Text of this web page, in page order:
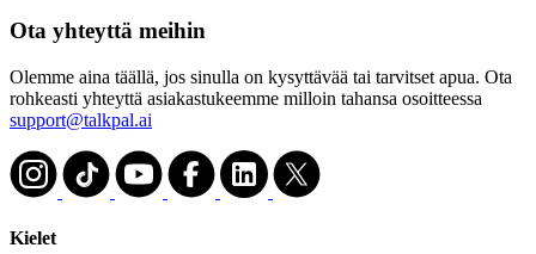
Ota yhteyttä meihin
Olemme aina täällä, jos sinulla on kysyttävää tai tarvitset apua. Ota
rohkeasti yhteyttä asiakastukeemme milloin tahansa osoitteessa
support@talkpal.ai
Kielet